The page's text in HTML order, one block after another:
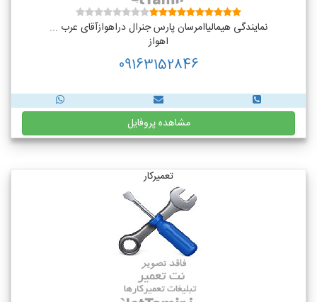
نمایندگی هیمالیاامرسان پارس جنرال دراهوازآقای عرب ...
اهواز
09163152846
مشاهده پروفایل
تعمیرکار